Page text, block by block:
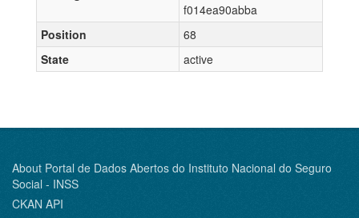
f014ea90abba
Position
68
State
active
About Portal de Dados Abertos do Instituto Nacional do Seguro
Social - INSS
CKAN API